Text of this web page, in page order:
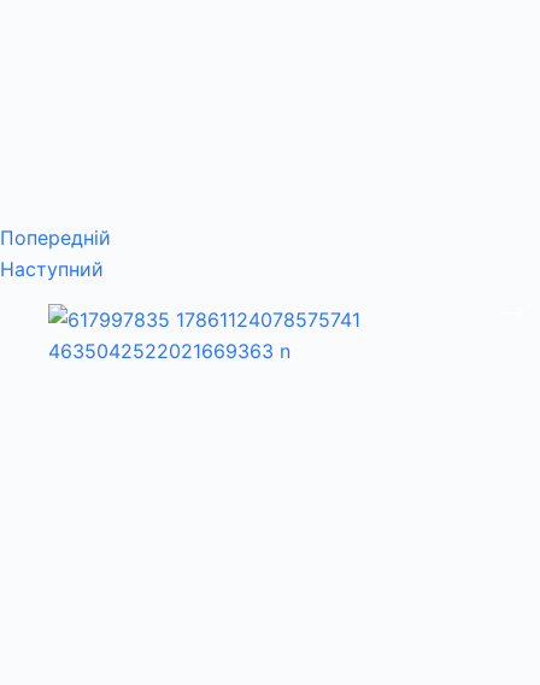
Попередній
Наступний